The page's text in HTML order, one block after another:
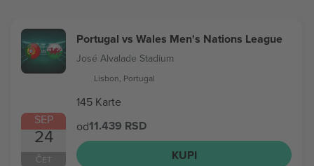
SEP
24
ČET
Portugal vs Wales Men's Nations League
José Alvalade Stadium
Lisbon, Portugal
145 Karte
od11.439 RSD
KUPI